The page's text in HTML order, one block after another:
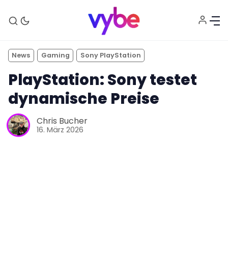
News Gaming Sony PlayStation
PlayStation: Sony testet
dynamische Preise
Chris Bucher
16. März 2026